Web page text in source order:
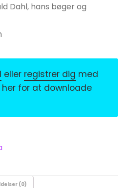
Dahl, hans bøger og
eller registrer dig med
for at downloade
(0)